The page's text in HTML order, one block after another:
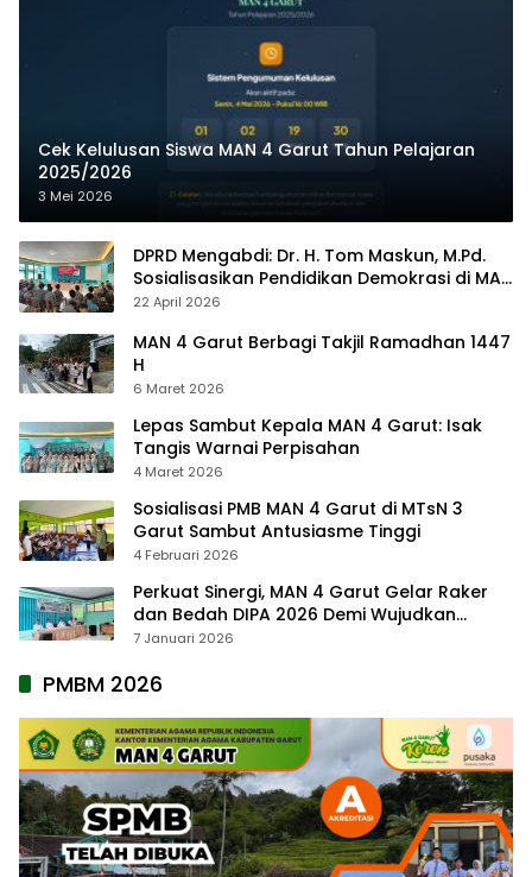
Cek Kelulusan Siswa MAN 4 Garut Tahun Pelajaran
2025/2026
3 Mei 2026
DPRD Mengabdi: Dr. H. Tom Maskun, M.Pd.
Sosialisasikan Pendidikan Demokrasi di MAN
4 Garut
22 April 2026
MAN 4 Garut Berbagi Takjil Ramadhan 1447
H
6 Maret 2026
Lepas Sambut Kepala MAN 4 Garut: Isak
Tangis Warnai Perpisahan
4 Maret 2026
Sosialisasi PMB MAN 4 Garut di MTsN 3
Garut Sambut Antusiasme Tinggi
4 Februari 2026
Perkuat Sinergi, MAN 4 Garut Gelar Raker
dan Bedah DIPA 2026 Demi Wujudkan
Madrasah Mendunia
7 Januari 2026
PMBM 2026